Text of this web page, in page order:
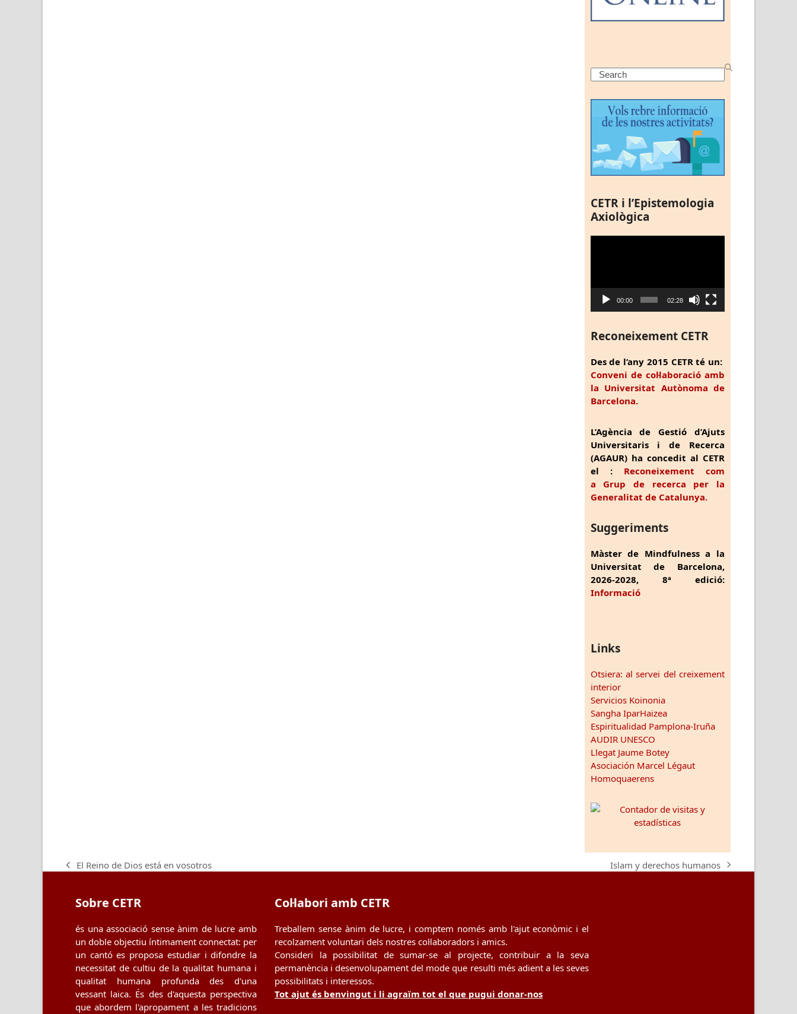
Search
CETR i l’Epistemologia
Axiològica
00:00 02:28
Reconeixement CETR
Des de l’any 2015 CETR té un:
Conveni de col·laboració amb
la Universitat Autònoma de
Barcelona.
L’Agència de Gestió d’Ajuts
Universitaris i de Recerca
(AGAUR) ha concedit al CETR
el : Reconeixement com
a Grup de recerca per la
Generalitat de Catalunya.
Suggeriments
Màster de Mindfulness a la
Universitat de Barcelona,
2026-2028, 8ª edició:
Informació
Links
Otsiera: al servei del creixement
interior
Servicios Koinonia
Sangha IparHaizea
Espiritualidad Pamplona-Iruña
AUDIR UNESCO
Llegat Jaume Botey
Asociación Marcel Légaut
Homoquaerens
previous
El Reino de Dios está en vosotros
next
Islam y derechos humanos
Sobre CETR
és una associació sense ànim de lucre amb
un doble objectiu íntimament connectat: per
un cantó es proposa estudiar i difondre la
necessitat de cultiu de la qualitat humana i
qualitat humana profunda des d'una
vessant laica. És des d'aquesta perspectiva
que abordem l'apropament a les tradicions
Col·labori amb CETR
Treballem sense ànim de lucre, i comptem només amb l'ajut econòmic i el
recolzament voluntari dels nostres col·laboradors i amics.
Consideri la possibilitat de sumar-se al projecte, contribuir a la seva
permanència i desenvolupament del mode que resulti més adient a les seves
possibilitats i interessos.
Tot ajut és benvingut i li agraïm tot el que pugui donar-nos